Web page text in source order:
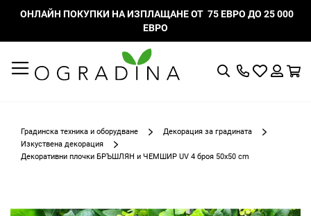
ОНЛАЙН ПОКУПКИ НА ИЗПЛАЩАНЕ ОТ 75 ЕВРО ДО 25 000
ЕВРО
ТърсенеМоят
Градинска техника и оборудване
Декорация за градината
Изкуствена декорация
Декоративни плочки БРЪШЛЯН и ЧЕМШИР UV 4 броя 50x50 cm
края